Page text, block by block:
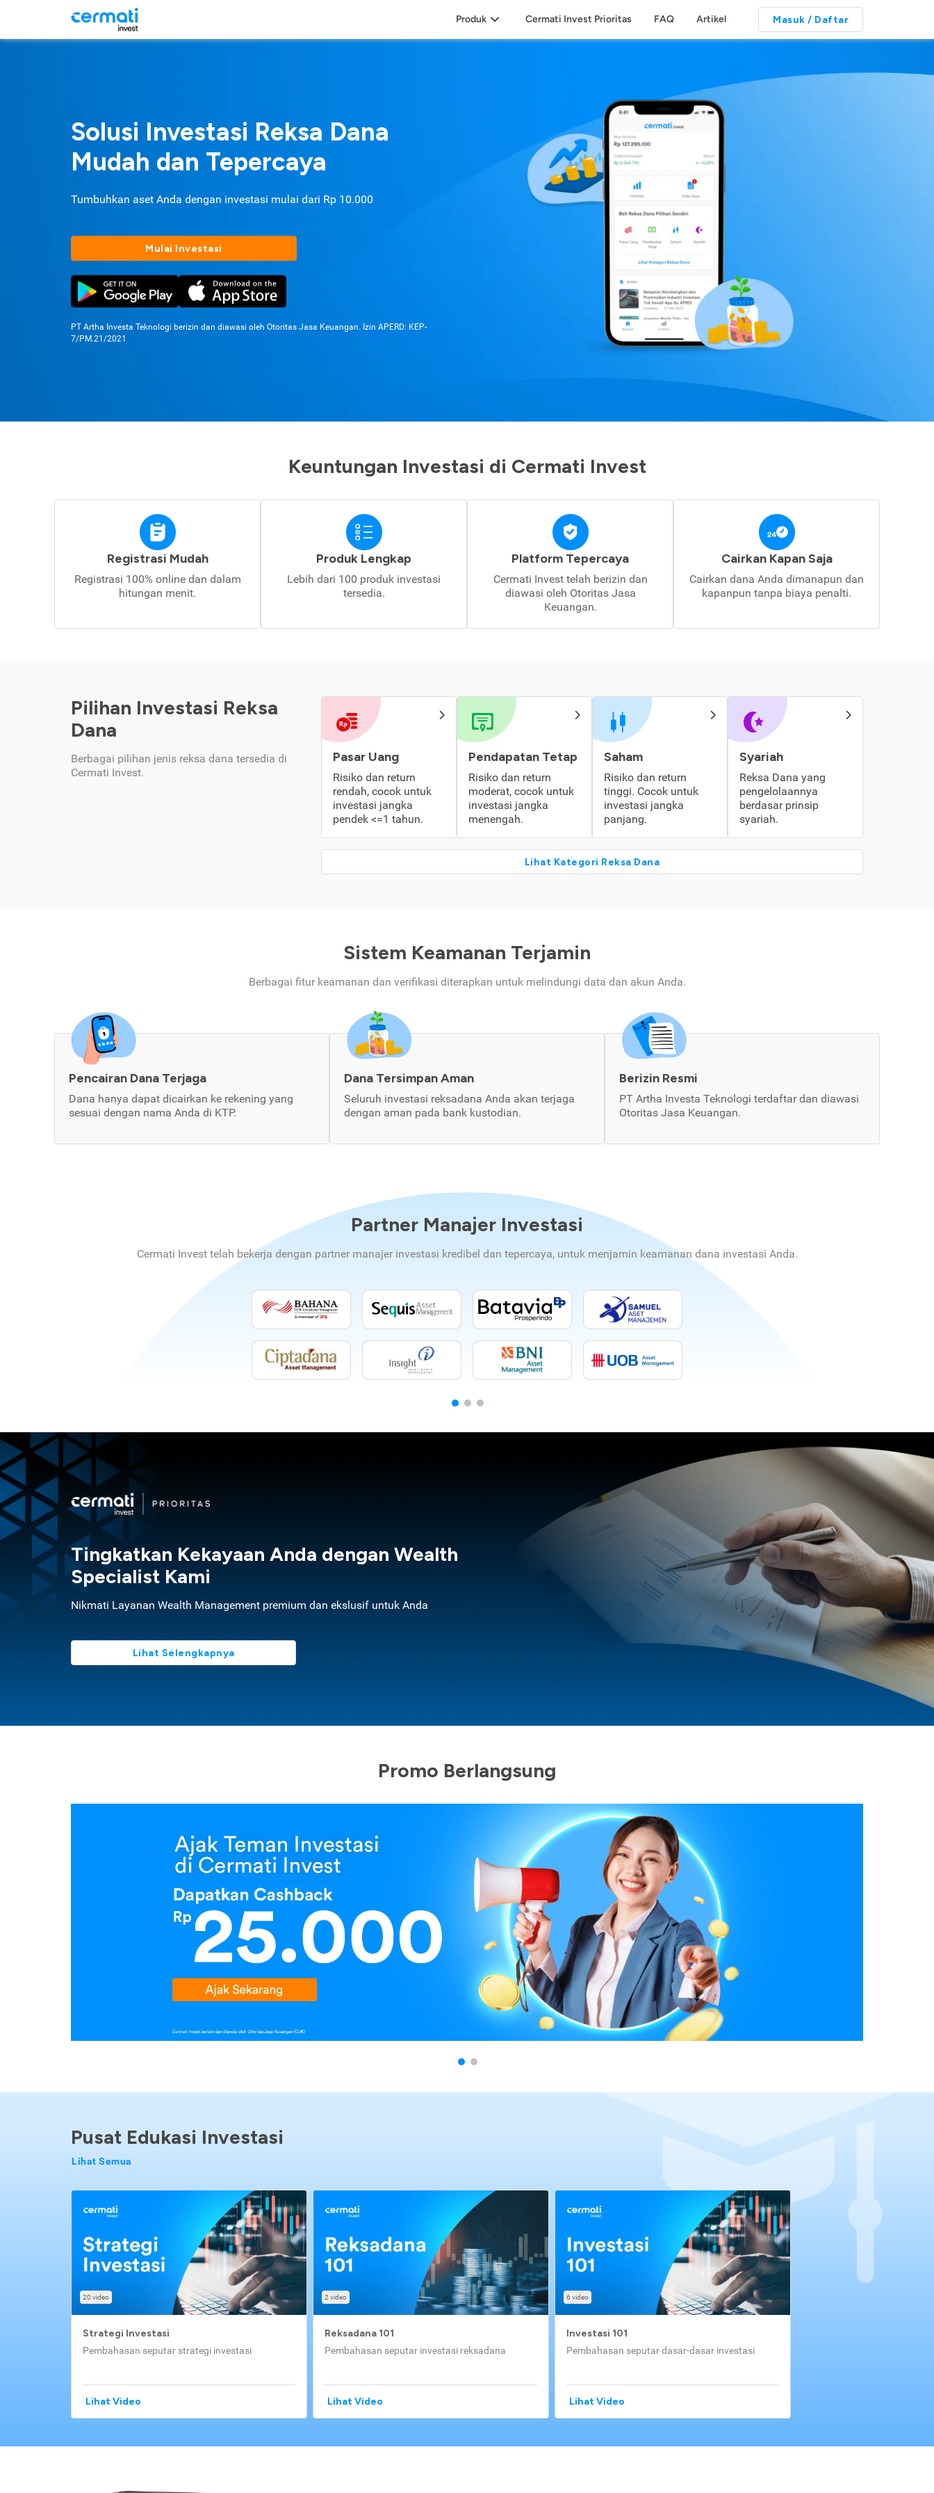
Produk Cermati Invest Prioritas FAQ Artikel Masuk / Daftar
Solusi Investasi Reksa Dana
Mudah dan Tepercaya
Tumbuhkan aset Anda dengan investasi mulai dari Rp 10.000
Mulai Investasi
PT Artha Investa Teknologi berizin dan diawasi oleh Otoritas Jasa Keuangan. Izin APERD: KEP-
7/PM.21/2021
Keuntungan Investasi di Cermati Invest
Registrasi Mudah
Registrasi 100% online dan dalam
hitungan menit.
Produk Lengkap
Lebih dari 100 produk investasi
tersedia.
Platform Tepercaya
Cermati Invest telah berizin dan
diawasi oleh Otoritas Jasa
Keuangan.
Cairkan Kapan Saja
Cairkan dana Anda dimanapun dan
kapanpun tanpa biaya penalti.
Pilihan Investasi Reksa
Dana
Berbagai pilihan jenis reksa dana tersedia di
Cermati Invest.
Pasar Uang
Risiko dan return
rendah, cocok untuk
investasi jangka
pendek <=1 tahun.
Pendapatan Tetap
Risiko dan return
moderat, cocok untuk
investasi jangka
menengah.
Saham
Risiko dan return
tinggi. Cocok untuk
investasi jangka
panjang.
Syariah
Reksa Dana yang
pengelolaannya
berdasar prinsip
syariah.
Lihat Kategori Reksa Dana
Sistem Keamanan Terjamin
Berbagai fitur keamanan dan verifikasi diterapkan untuk melindungi data dan akun Anda.
Pencairan Dana Terjaga
Dana hanya dapat dicairkan ke rekening yang
sesuai dengan nama Anda di KTP.
Dana Tersimpan Aman
Seluruh investasi reksadana Anda akan terjaga
dengan aman pada bank kustodian.
Berizin Resmi
PT Artha Investa Teknologi terdaftar dan diawasi
Otoritas Jasa Keuangan.
Partner Manajer Investasi
Cermati Invest telah bekerja dengan partner manajer investasi kredibel dan tepercaya, untuk menjamin keamanan dana investasi Anda.
Tingkatkan Kekayaan Anda dengan Wealth
Specialist Kami
Nikmati Layanan Wealth Management premium dan ekslusif untuk Anda
Lihat Selengkapnya
Promo Berlangsung
Pusat Edukasi Investasi
Lihat Semua
20 video
Strategi Investasi
Pembahasan seputar strategi investasi
Lihat Video
2 video
Reksadana 101
Pembahasan seputar investasi reksadana
Lihat Video
6 video
Investasi 101
Pembahasan seputar dasar-dasar investasi
Lihat Video